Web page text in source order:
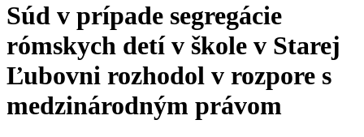
Súd v prípade segregácie
rómskych detí v škole v Starej
Ľubovni rozhodol v rozpore s
medzinárodným právom